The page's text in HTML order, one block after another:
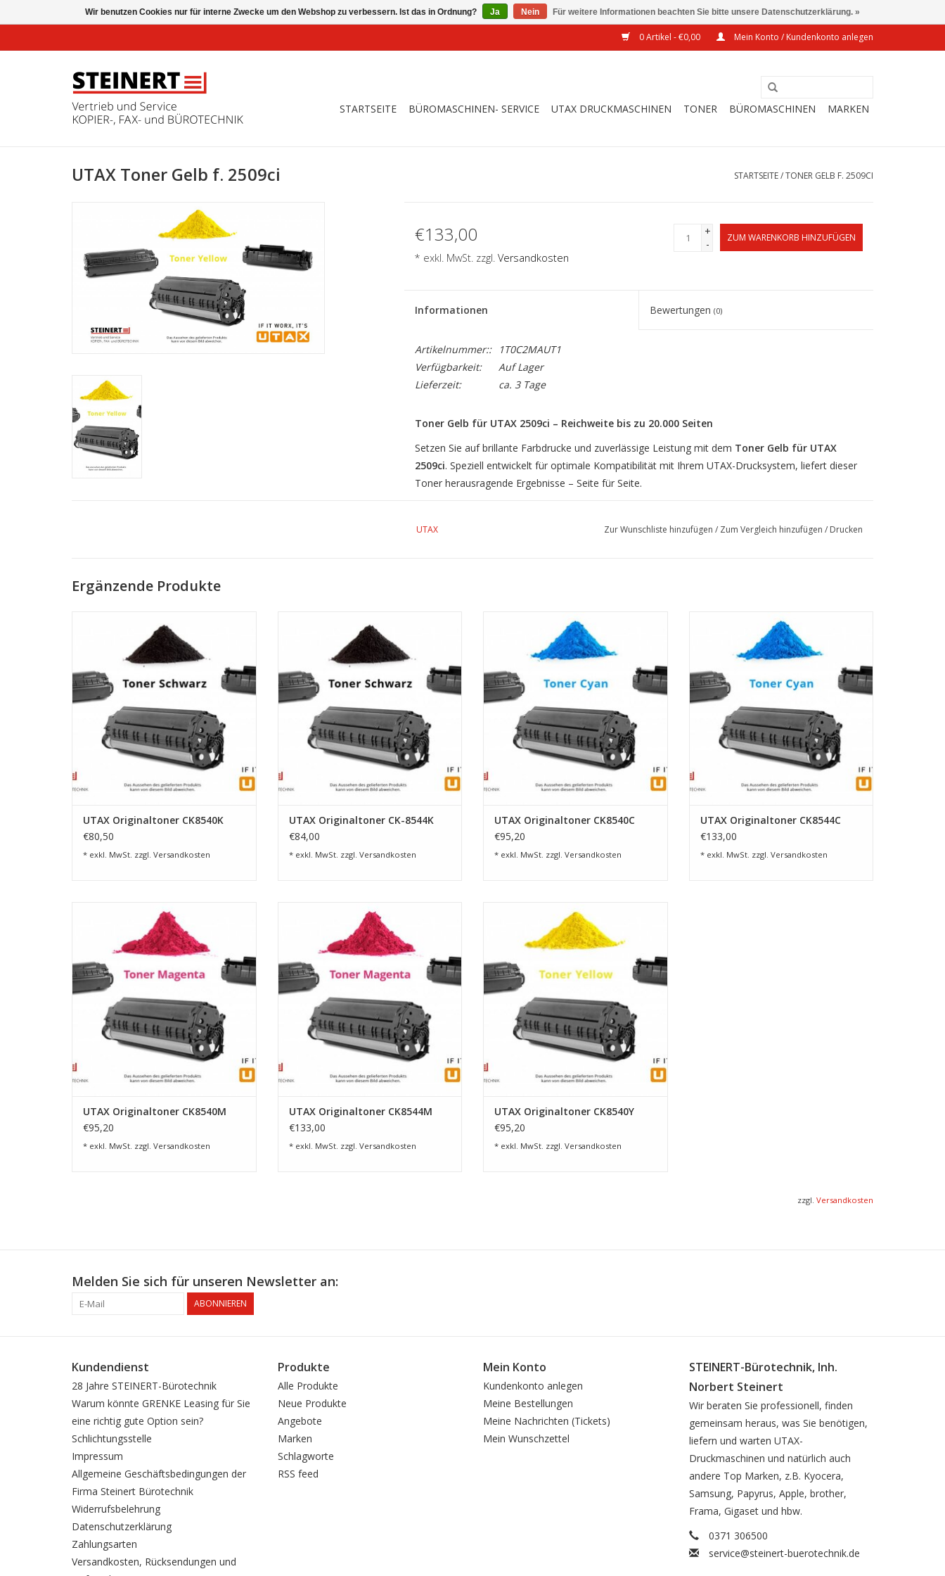
0 Artikel - €0,00 Mein Konto / Kundenkonto anlegen
STARTSEITE BÜROMASCHINEN- SERVICE UTAX DRUCKMASCHINEN TONER BÜROMASCHINEN MARKEN
UTAX Toner Gelb f. 2509ci STARTSEITE/TONER GELB F. 2509CI
€133,00
* exkl. MwSt. zzgl. Versandkosten
+
-
ZUM WARENKORB HINZUFÜGEN
Informationen Bewertungen(0)
Artikelnummer::
1T0C2MAUT1
Verfügbarkeit:
Auf Lager
Lieferzeit:
ca. 3 Tage
Toner Gelb für UTAX 2509ci – Reichweite bis zu 20.000 Seiten
Setzen Sie auf brillante Farbdrucke und zuverlässige Leistung mit dem Toner Gelb für UTAX
2509ci. Speziell entwickelt für optimale Kompatibilität mit Ihrem UTAX-Drucksystem, liefert dieser
Toner herausragende Ergebnisse – Seite für Seite.
perfekt für den professionellen Einsatz in Büro- und Geschäftsumgebungen. Die gelbe
Farbe:Gelb
Kapazität: Bis zu 20.000 Seiten (bei 5 % Farbdeckung)
Hohe Druckqualität und gleichmäßiger Farbauftrag
Zuverlässige Leistung
für den täglichen Einsatz
Entscheiden Sie sich für Originalqualität, auf die Sie sich verlassen können – für professionelle
Ausdrucke ohne Kompromisse.
UTAX Zur Wunschliste hinzufügen / Zum Vergleich hinzufügen / Drucken
Ergänzende Produkte
Seiten
ZUM WARENKORB HINZUFÜGEN
UTAX Originaltoner CK8540K
€80,50
* exkl. MwSt. zzgl. Versandkosten
Seiten
ZUM WARENKORB HINZUFÜGEN
UTAX Originaltoner CK-8544K
€84,00
* exkl. MwSt. zzgl. Versandkosten
Toner Cyan f. 2509ci, 12.000 Seiten
ZUM WARENKORB HINZUFÜGEN
UTAX Originaltoner CK8540C
€95,20
* exkl. MwSt. zzgl. Versandkosten
Toner Cyan f. 2509ci, 20.000 SDeiten
ZUM WARENKORB HINZUFÜGEN
UTAX Originaltoner CK8544C
€133,00
* exkl. MwSt. zzgl. Versandkosten
Toner Magenta f. 2509ci, 12.000 Seiten
ZUM WARENKORB HINZUFÜGEN
UTAX Originaltoner CK8540M
€95,20
* exkl. MwSt. zzgl. Versandkosten
Toner Magenta f. 2509ci, 20.000 Seiten
ZUM WARENKORB HINZUFÜGEN
UTAX Originaltoner CK8544M
€133,00
* exkl. MwSt. zzgl. Versandkosten
Toner Gelb f. 2509ci, 12.000 Seiten
ZUM WARENKORB HINZUFÜGEN
UTAX Originaltoner CK8540Y
€95,20
* exkl. MwSt. zzgl. Versandkosten
zzgl. Versandkosten
Melden Sie sich für unseren Newsletter an:
ABONNIEREN
Kundendienst
28 Jahre STEINERT-Bürotechnik
Warum könnte GRENKE Leasing für Sie
eine richtig gute Option sein?
Schlichtungsstelle
Impressum
Allgemeine Geschäftsbedingungen der
Firma Steinert Bürotechnik
Widerrufsbelehrung
Datenschutzerklärung
Zahlungsarten
Versandkosten, Rücksendungen und
Produkte
Alle Produkte
Neue Produkte
Angebote
Marken
Schlagworte
RSS feed
Mein Konto
Kundenkonto anlegen
Meine Bestellungen
Meine Nachrichten (Tickets)
Mein Wunschzettel
STEINERT-Bürotechnik, Inh.
Norbert Steinert
Wir beraten Sie professionell, finden
gemeinsam heraus, was Sie benötigen,
liefern und warten UTAX-
Druckmaschinen und natürlich auch
andere Top Marken, z.B. Kyocera,
Samsung, Papyrus, Apple, brother,
Frama, Gigaset und hbw.
0371 306500
service@steinert-buerotechnik.de
Wir benutzen Cookies nur für interne Zwecke um den Webshop zu verbessern. Ist das in Ordnung? Ja Nein Für weitere Informationen beachten Sie bitte unsere Datenschutzerklärung. »